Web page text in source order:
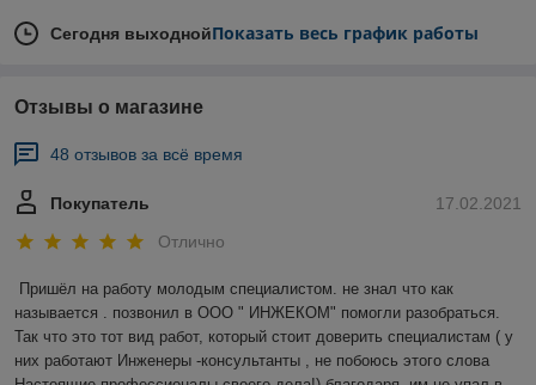
Сегодня выходнойПоказать весь график работы
Отзывы о магазине
48 отзывов за всё время
17.02.2021
Покупатель
Отлично
Пришёл на работу молодым специалистом. не знал что как
называется . позвонил в ООО " ИНЖЕКОМ" помогли разобраться.
Так что это тот вид работ, который стоит доверить специалистам ( у
них работают Инженеры -консультанты , не побоюсь этого слова